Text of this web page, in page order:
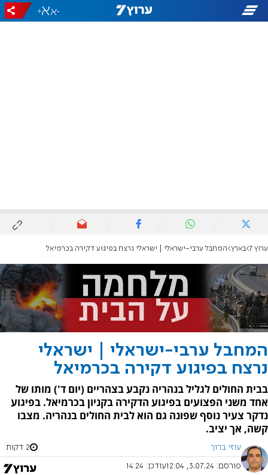
-
+
ערוץ 7 בארץ המחבל ערבי-ישראלי | ישראלי נרצח בפיגוע דקירה בכרמיאל
המחבל ערבי-ישראלי | ישראלי
נרצח בפיגוע דקירה בכרמיאל
בבית החולים לגליל בנהריה נקבע בצהריים (יום ד') מותו של
אחד משני הפצועים בפיגוע הדקירה בקניון בכרמיאל. בפיגוע
נדקר צעיר נוסף שפונה גם הוא לבית החולים בנהריה. מצבו
קשה, אך יציב.
עוזי ברוך 2 דקות
פורסם: 3.07.24, 12:04 עודכן: 14:24